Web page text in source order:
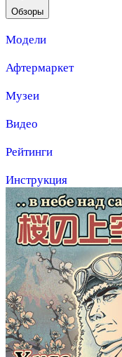
Обзоры
Модели
Афтермаркет
Музеи
Видео
Рейтинги
Инструкция